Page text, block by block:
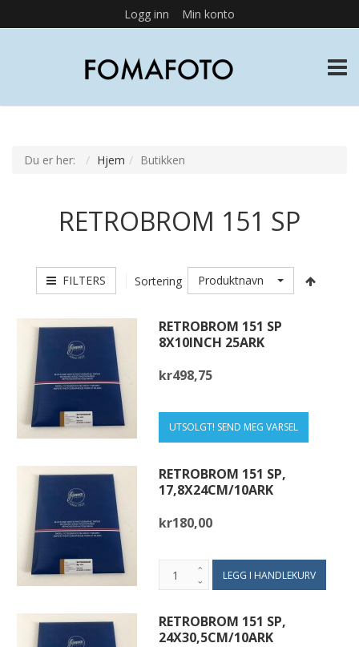
Logg inn Min konto
Du er her: Hjem Butikken
RETROBROM 151 SP
FILTERS Sortering Produktnavn
RETROBROM 151 SP
8X10INCH 25ARK
kr498,75
UTSOLGT! SEND MEG VARSEL
RETROBROM 151 SP,
17,8X24CM/10ARK
kr180,00
RETROBROM 151 SP,
24X30,5CM/10ARK